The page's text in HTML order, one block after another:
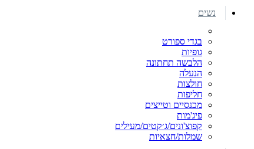
נשים
בגדי ספורט
גופיות
הלבשה תחתונה
הנעלה
חולצות
חליפות
מכנסיים וטייצים
פיג'מות
קפוצ'ונים/ג׳קטים/מעילים
שמלות/חצאיות